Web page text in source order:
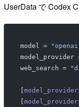
UserData で Codex
model =
model_provider
web_search =